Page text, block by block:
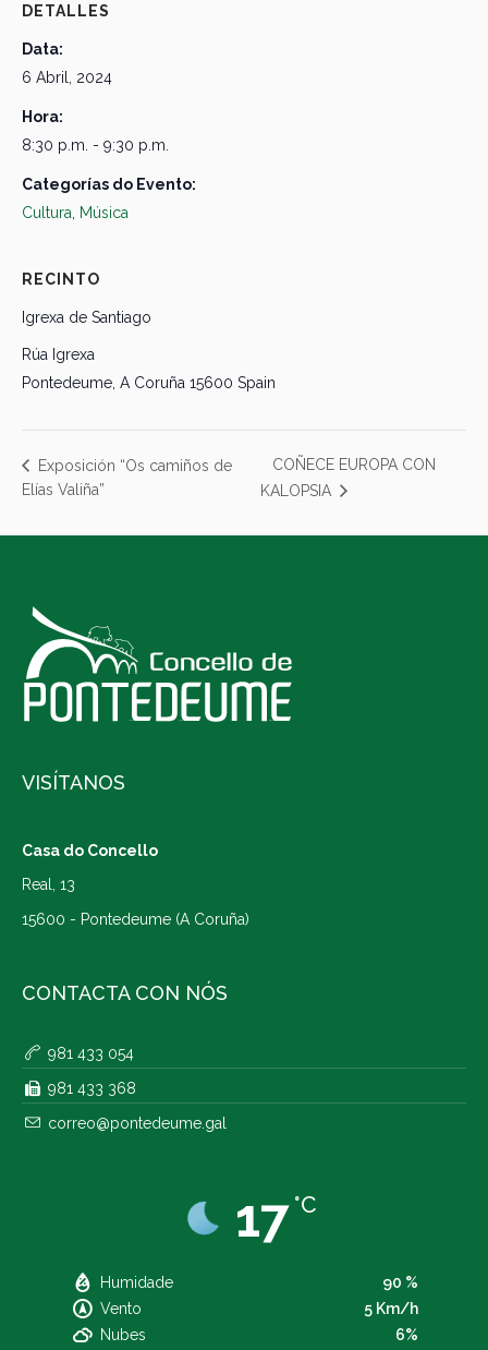
DETALLES
Data:
6 Abril, 2024
Hora:
8:30 p.m. - 9:30 p.m.
Categorías do Evento:
Cultura
Música
RECINTO
Igrexa de Santiago
Rúa Igrexa
Pontedeume A Coruña 15600 Spain
Exposición “Os camiños de
Elías Valiña”
COÑECE EUROPA CON
KALOPSIA
VISÍTANOS
Casa do Concello
Real, 13
15600 - Pontedeume (A Coruña)
CONTACTA CON NÓS
981 433 054
981 433 368
correo@pontedeume.gal
17 °C
Humidade
90 %
Vento
5 Km/h
Nubes
6%